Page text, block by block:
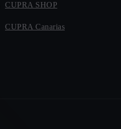
CUPRA SHOP
CUPRA Canarias